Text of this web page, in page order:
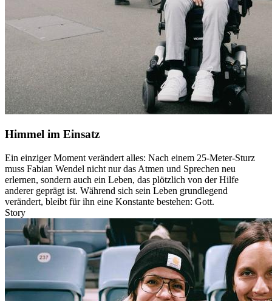
Himmel im Einsatz
Ein einziger Moment verändert alles: Nach einem 25-Meter-Sturz
muss Fabian Wendel nicht nur das Atmen und Sprechen neu
erlernen, sondern auch ein Leben, das plötzlich von der Hilfe
anderer geprägt ist. Während sich sein Leben grundlegend
verändert, bleibt für ihn eine Konstante bestehen: Gott.
Story